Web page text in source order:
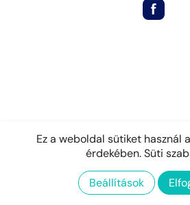
Ez a weboldal sütiket használ
érdekében.Süti
Beállítások